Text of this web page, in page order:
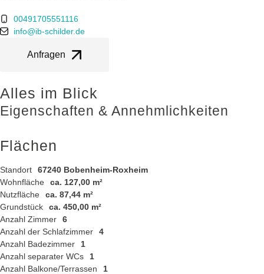
00491705551116
info@ib-schilder.de
Anfragen
Alles im Blick
Eigenschaften & Annehmlichkeiten
Flächen
Standort
67240 Bobenheim-Roxheim
Wohnfläche
ca. 127,00 m²
Nutzfläche
ca. 87,44 m²
Grundstück
ca. 450,00 m²
Anzahl Zimmer
6
Anzahl der Schlafzimmer
4
Anzahl Badezimmer
1
Anzahl separater WCs
1
Anzahl Balkone/Terrassen
1